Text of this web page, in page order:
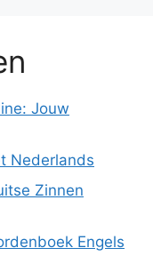
Jouw
Nederlands
Zinnen
Engels